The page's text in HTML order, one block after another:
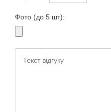
Фото (до 5 шт):